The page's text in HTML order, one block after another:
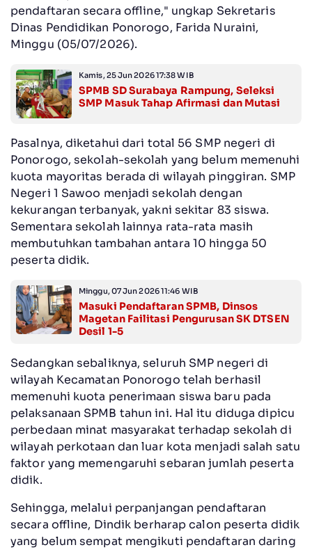
pendaftaran secara offline," ungkap Sekretaris
Dinas Pendidikan Ponorogo, Farida Nuraini,
Minggu (05/07/2026).
Kamis, 25 Jun 2026 17:38 WIB
SPMB SD Surabaya Rampung, Seleksi
SMP Masuk Tahap Afirmasi dan Mutasi
Pasalnya, diketahui dari total 56 SMP negeri di
Ponorogo, sekolah-sekolah yang belum memenuhi
kuota mayoritas berada di wilayah pinggiran. SMP
Negeri 1 Sawoo menjadi sekolah dengan
kekurangan terbanyak, yakni sekitar 83 siswa.
Sementara sekolah lainnya rata-rata masih
membutuhkan tambahan antara 10 hingga 50
peserta didik.
Minggu, 07 Jun 2026 11:46 WIB
Masuki Pendaftaran SPMB, Dinsos
Magetan Failitasi Pengurusan SK DTSEN
Desil 1-5
Sedangkan sebaliknya, seluruh SMP negeri di
wilayah Kecamatan Ponorogo telah berhasil
memenuhi kuota penerimaan siswa baru pada
pelaksanaan SPMB tahun ini. Hal itu diduga dipicu
perbedaan minat masyarakat terhadap sekolah di
wilayah perkotaan dan luar kota menjadi salah satu
faktor yang memengaruhi sebaran jumlah peserta
didik.
Sehingga, melalui perpanjangan pendaftaran
secara offline, Dindik berharap calon peserta didik
yang belum sempat mengikuti pendaftaran daring